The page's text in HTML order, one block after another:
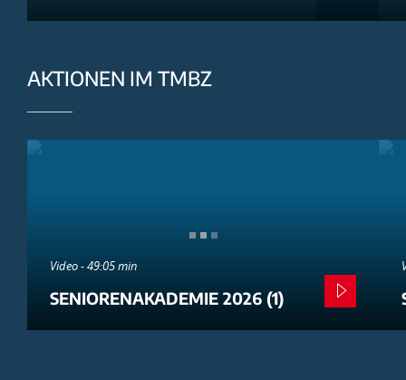
AKTIONEN IM TMBZ
Video - 49:05 min
SENIORENAKADEMIE 2026 (1)